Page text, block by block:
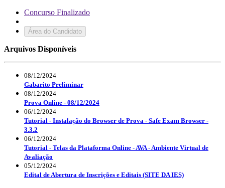
Concurso Finalizado
Área do Candidato
Arquivos Disponíveis
08/12/2024
Gabarito Preliminar
08/12/2024
Prova Online - 08/12/2024
06/12/2024
Tutorial - Instalação do Browser de Prova - Safe Exam Browser -
3.3.2
06/12/2024
Tutorial - Telas da Plataforma Online - AVA - Ambiente Virtual de
Avaliação
05/12/2024
Edital de Abertura de Inscrições e Editais (SITE DA IES)